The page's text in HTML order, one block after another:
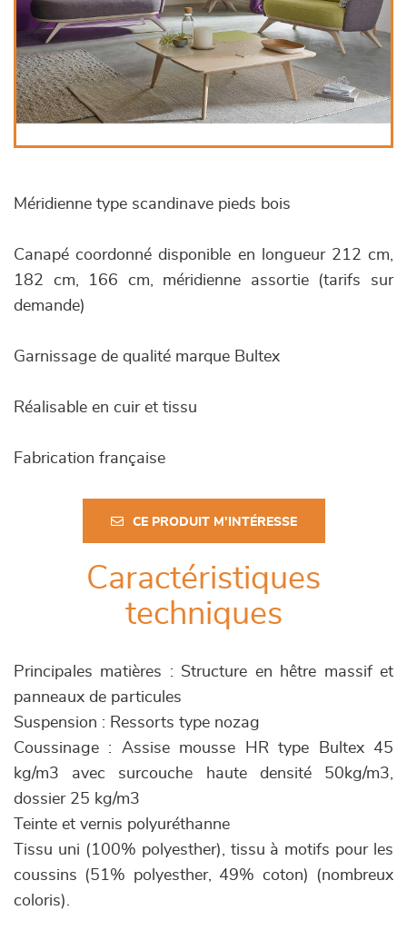
Méridienne type scandinave pieds bois
Canapé coordonné disponible en longueur 212 cm,
182 cm, 166 cm, méridienne assortie (tarifs sur
demande)
Garnissage de qualité marque Bultex
Réalisable en cuir et tissu
Fabrication française
CE PRODUIT M'INTÉRESSE
Caractéristiques
techniques
Principales matières : Structure en hêtre massif et
panneaux de particules
Suspension : Ressorts type nozag
Coussinage : Assise mousse HR type Bultex 45
kg/m3 avec surcouche haute densité 50kg/m3,
dossier 25 kg/m3
Teinte et vernis polyuréthanne
Tissu uni (100% polyesther), tissu à motifs pour les
coussins (51% polyesther, 49% coton) (nombreux
coloris).